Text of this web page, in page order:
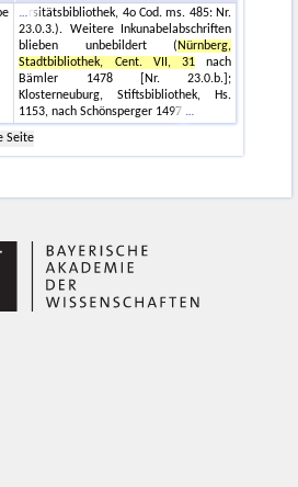
rsitätsbibliothek, 4o Cod. ms. 485: Nr.
23.0.3.). Weitere Inkunabelabschriften
blieben unbebildert (Nürnberg,
Stadtbibliothek, Cent. VII, 31 nach
Bämler 1478 [Nr. 23.0.b.];
Klosterneuburg, Stiftsbibliothek, Hs.
1153, nach Schönsperger 1497
Seite